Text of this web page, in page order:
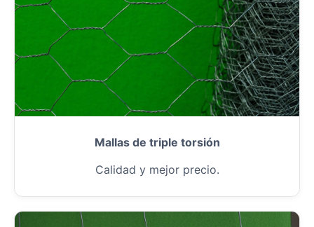
Mallas de triple torsión
Calidad y mejor precio.